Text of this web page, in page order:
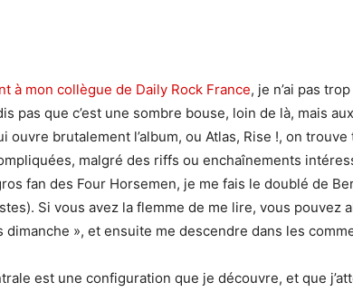
à mon collègue de Daily Rock France, je n’ai pas
pas que c’est une sombre bouse, loin de là, mais
ouvre brutalement l’album, ou Atlas, Rise !, on
malgré des riffs ou enchaînements
fan des Four Horsemen, je me fais le doublé de
Si vous avez la flemme de me lire, vous pouvez
dimanche », et ensuite me descendre dans les
est une configuration que je découvre, et que